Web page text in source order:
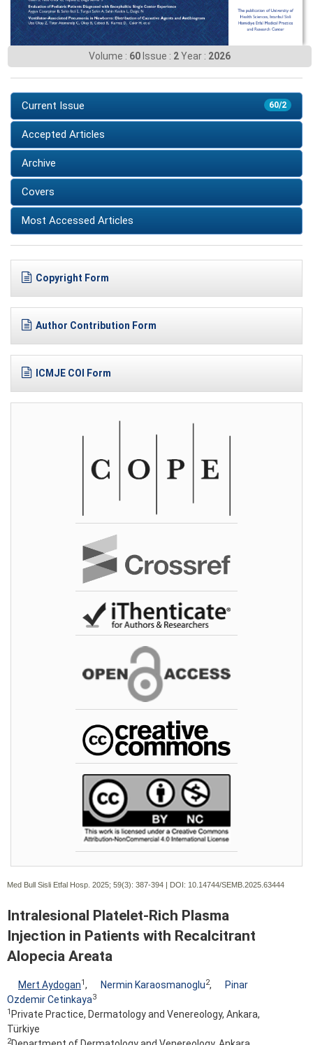
Volume : 60Issue : 2Year : 2026
60/2
Current Issue
Accepted Articles
Archive
Covers
Most Accessed Articles
Copyright Form
Author Contribution Form
ICMJE COI Form
Med Bull Sisli Etfal Hosp. 2025; 59(3): 387-394 | DOI: 10.14744/SEMB.2025.63444
Intralesional Platelet-Rich Plasma
Injection in Patients with Recalcitrant
Alopecia Areata
Mert Aydogan1, Nermin Karaosmanoglu2,
Pinar
Ozdemir Cetinkaya3
1 Private Practice, Dermatology and Venereology, Ankara,
Türkiye
2